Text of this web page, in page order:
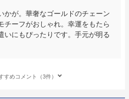
かが。華奢なゴールドのチェーン
チーフがおしゃれ。幸運をもたら
いにもぴったりです。手元が明る
すめコメント（3件）